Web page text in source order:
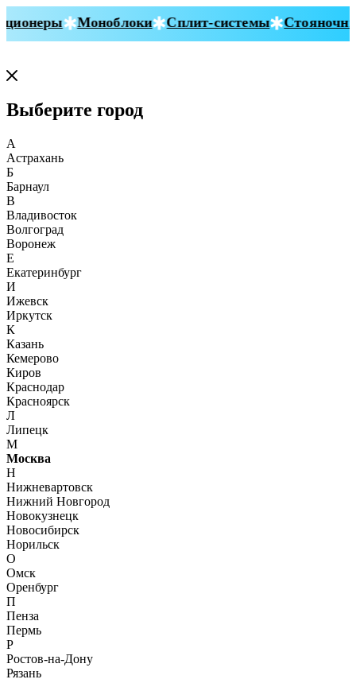
Моноблоки Сплит-системы Стояночные
Выберите город
А
Астрахань
Б
Барнаул
В
Владивосток
Волгоград
Воронеж
Е
Екатеринбург
И
Ижевск
Иркутск
К
Казань
Кемерово
Киров
Краснодар
Красноярск
Л
Липецк
М
Москва
Н
Нижневартовск
Нижний Новгород
Новокузнецк
Новосибирск
Норильск
О
Омск
Оренбург
П
Пенза
Пермь
Р
Ростов-на-Дону
Рязань